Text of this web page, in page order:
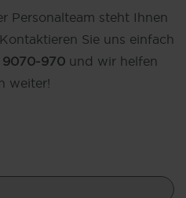
Personalteam steht Ihnen
Sie uns einfach
9070-970 und wir helfen
weiter!